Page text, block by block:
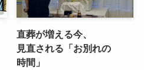
直葬が​増える​今、​
見直される​「お別れの​
時間」